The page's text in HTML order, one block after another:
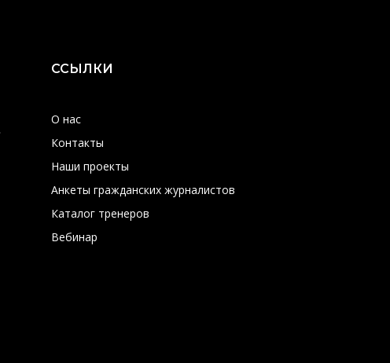
ССЫЛКИ
О нас
Контакты
Наши проекты
Анкеты гражданских журналистов
Каталог тренеров
Вебинар